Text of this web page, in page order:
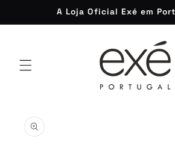
conteúdo
A Loja Oficial Exé em
informação
do produto